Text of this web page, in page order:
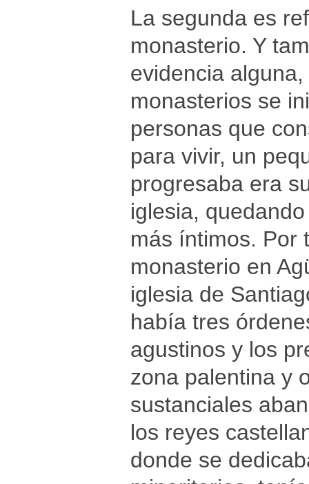
La segunda es
monasterio. Y
evidencia
monasterios se
personas que
para vivir, un
progresaba era
iglesia,
más íntimos. Por
monasterio en
iglesia de
había tres
agustinos y los
zona palentina y
sustanciales
los reyes
donde se